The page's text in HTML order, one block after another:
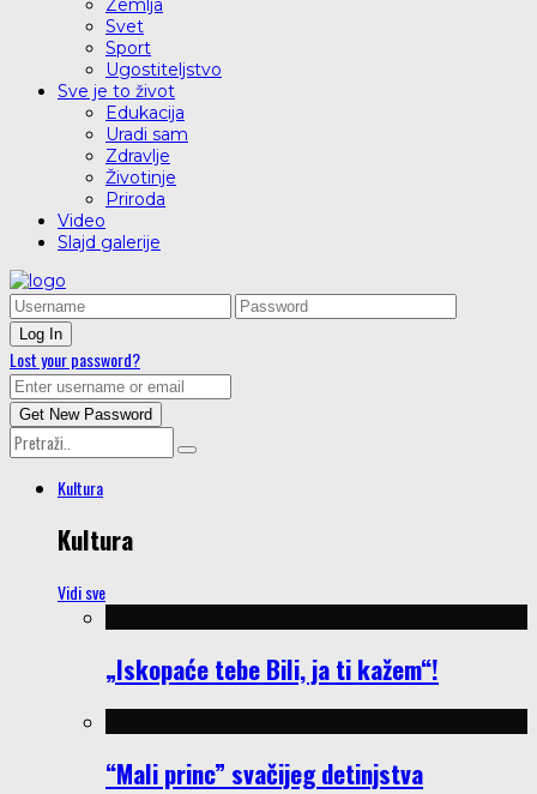
Zemlja
Svet
Sport
Ugostiteljstvo
Sve je to život
Edukacija
Uradi sam
Zdravlje
Životinje
Priroda
Video
Slajd galerije
Lost your password?
Kultura
Kultura
Vidi sve
„Iskopaće tebe Bili, ja ti kažem“!
“Mali princ” svačijeg detinjstva